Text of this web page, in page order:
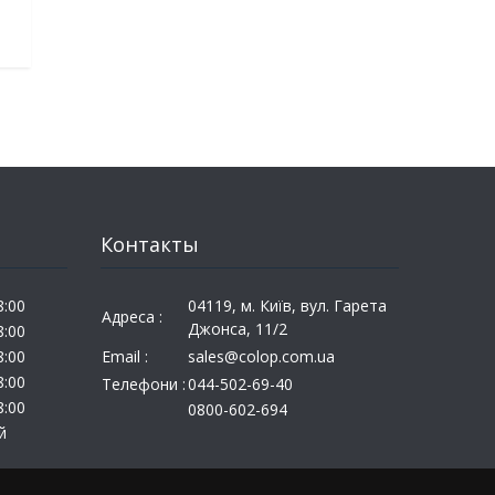
Контакты
Адреса :
04119, м. Київ, вул. Гарета
Джонса, 11/2
Email :
sales@colop.com.ua
Телефони :044-502-69-40
0800-602-694